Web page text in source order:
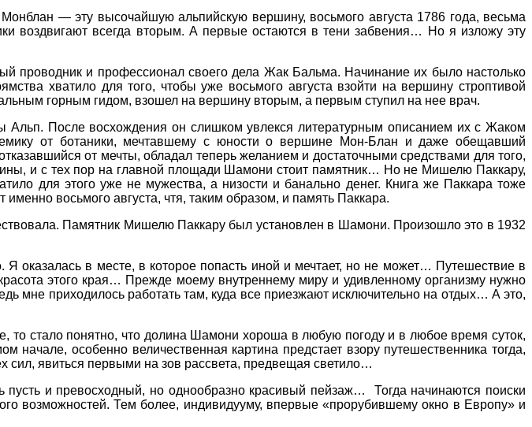
— эту высочайшую альпийскую вершину, восьмого августа 1786 года, весьма
воздвигают всегда вторым. А первые остаются в тени забвения… Но я изложу эту
проводник и профессионал своего дела Жак Бальма. Начинание их было настолько
хватило для того, чтобы уже восьмого августа взойти на вершину строптивой
горным гидом, взошел на вершину вторым, а первым ступил на нее врач.
После восхождения он слишком увлекся литературным описанием их с Жаком
от ботаники, мечтавшему с юности о вершине Мон-Блан и даже обещавший
от мечты, обладал теперь желанием и достаточными средствами для того,
и с тех пор на главной площади Шамони стоит памятник… Но не Мишелю Паккару,
для этого уже не мужества, а низости и банально денег. Книга же Паккара тоже
восьмого августа, чтя, таким образом, и память Паккара.
Памятник Мишелю Паккару был установлен в Шамони. Произошло это в 1932
оказалась в месте, в которое попасть иной и мечтает, но не может… Путешествие в
этого края… Прежде моему внутреннему миру и удивленному организму нужно
мне приходилось работать там, куда все приезжают исключительно на отдых… А это,
то стало понятно, что долина Шамони хороша в любую погоду и в любое время суток,
начале, особенно величественная картина предстает взору путешественника тогда,
сил, явиться первыми на зов рассвета, предвещая светило…
и превосходный, но однообразно красивый пейзаж… Тогда начинаются поиски
возможностей. Тем более, индивидууму, впервые «прорубившему окно в Европу» и